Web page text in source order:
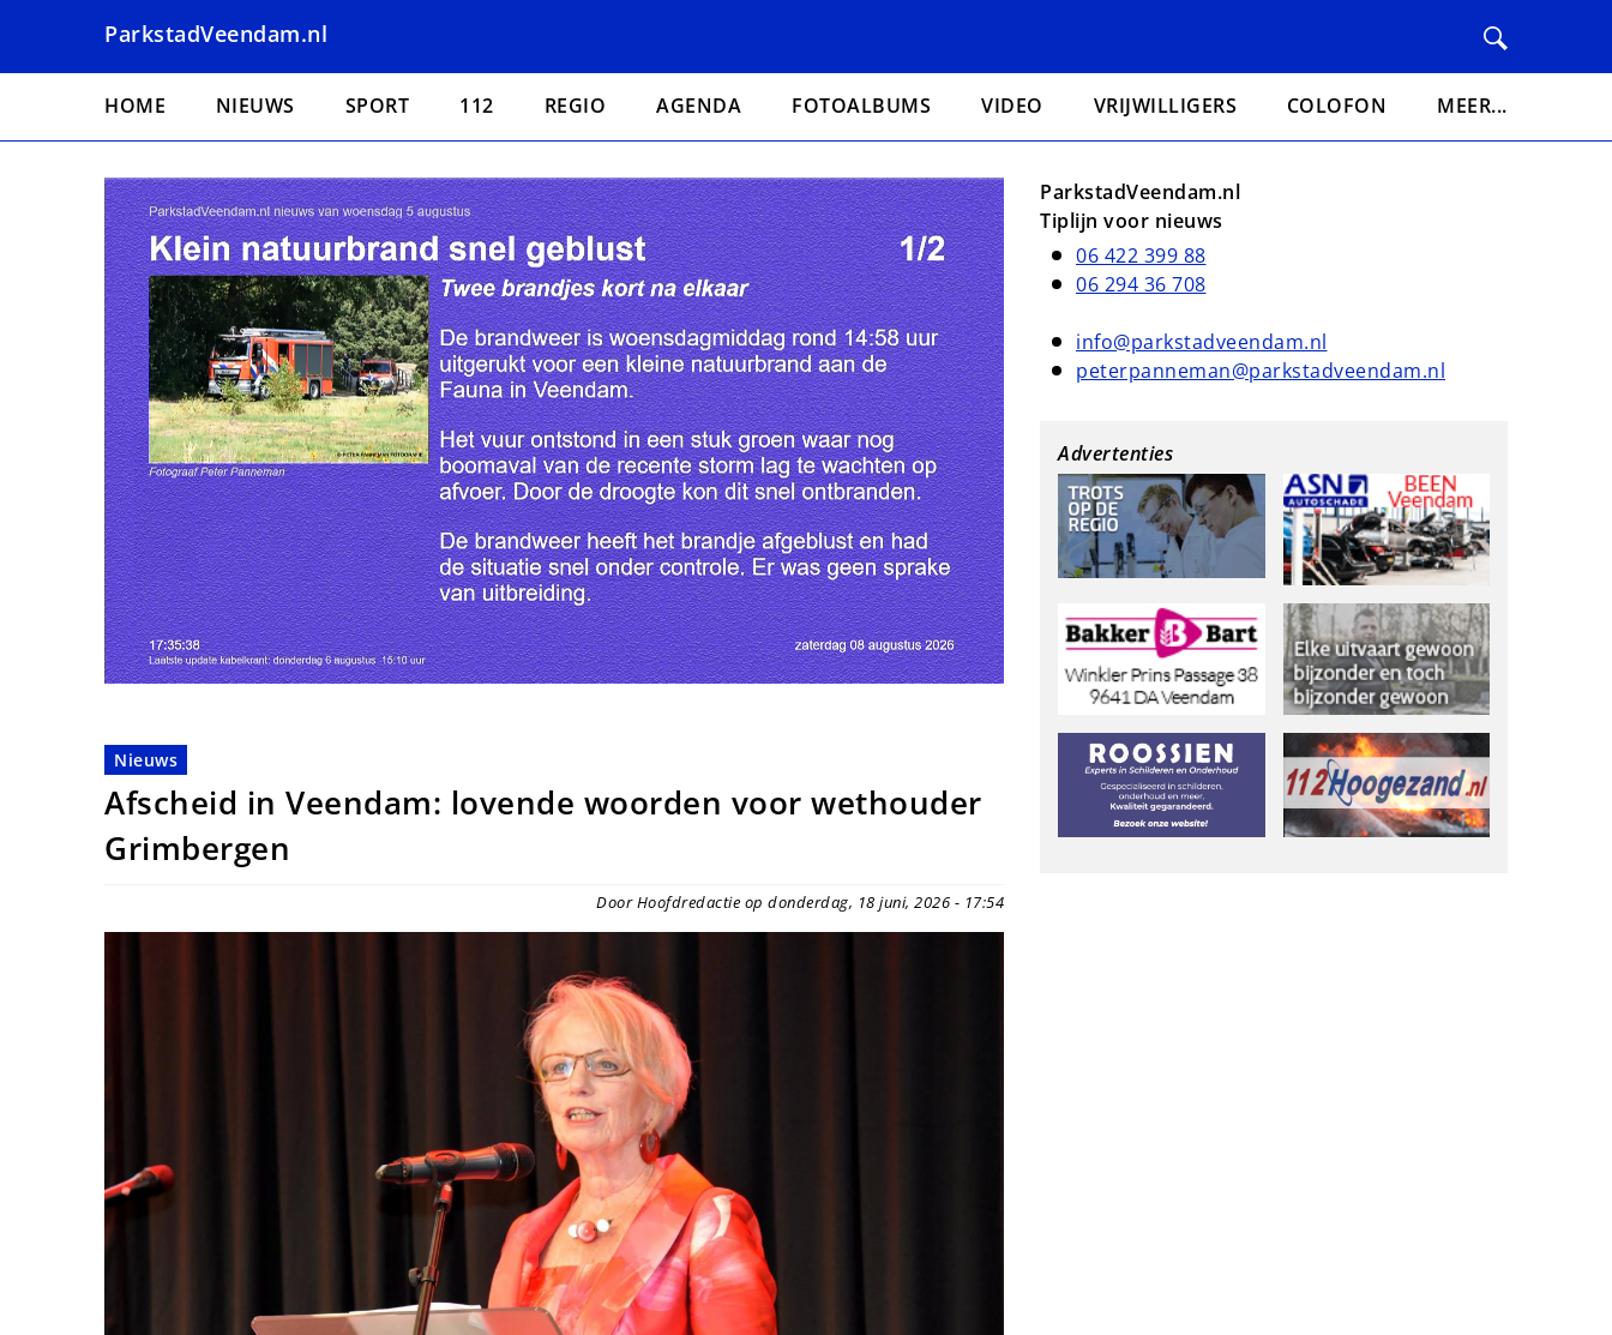
naar
ParkstadVeendam.nl
Hoofdnavigatie
HOME NIEUWS SPORT 112 REGIO AGENDA FOTOALBUMS VIDEO VRIJWILLIGERS COLOFON MEER...
Nieuws
Afscheid in Veendam: lovende woorden voor wethouder
Grimbergen
Door Hoofdredactie op donderdag, 18 juni, 2026 - 17:54
ParkstadVeendam.nl
Tiplijn voor nieuws
06 422 399 88
06 294 36 708
info@parkstadveendam.nl
peterpanneman@parkstadveendam.nl
Advertenties